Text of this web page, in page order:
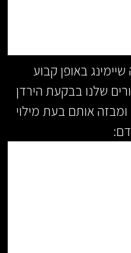
באופן קבוע
שלנו בבקעת הירדן
נחת בגזרה בקיץ 24) ומבזה אותם בעת מילוי